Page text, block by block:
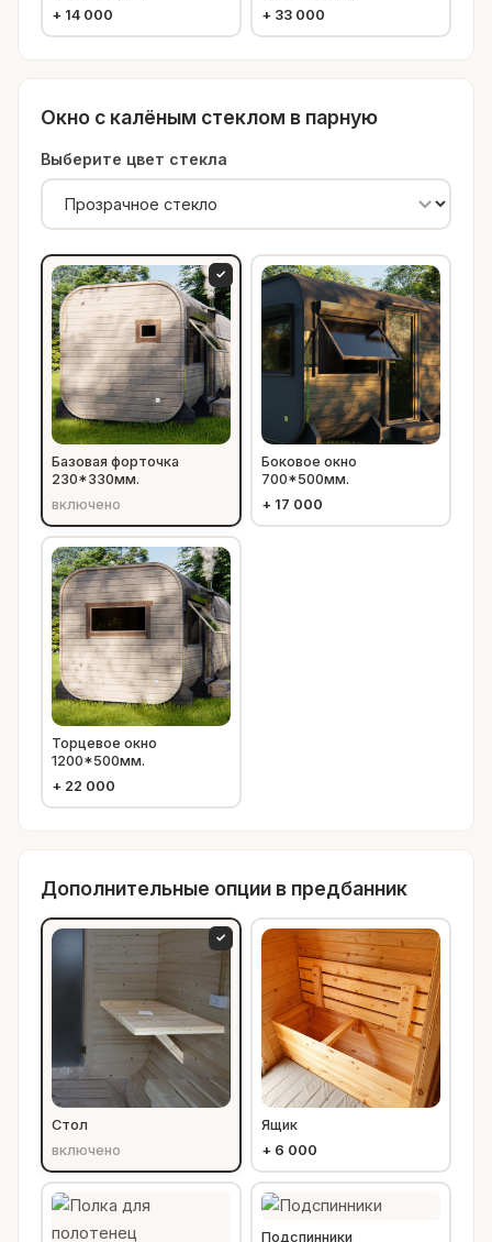
+ 14 000
+ 33 000
Окно с калёным стеклом в парную
Выберите цвет стекла
Базовая форточка
230*330мм.
включено
✓
Боковое окно
700*500мм.
+ 17 000
Торцевое окно
1200*500мм.
+ 22 000
Дополнительные опции в предбанник
Стол
включено
✓
Ящик
+ 6 000
Подспинники